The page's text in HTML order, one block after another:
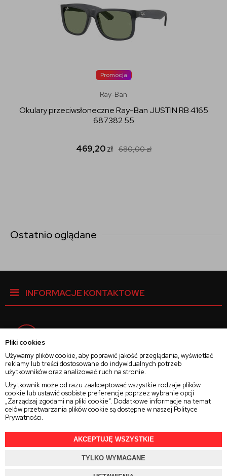
Pliki cookies
Używamy plików cookie, aby poprawić jakość przeglądania, wyświetlać
reklamy lub treści dostosowane do indywidualnych potrzeb
użytkowników oraz analizować ruch na stronie.
Użytkownik może od razu zaakceptować wszystkie rodzaje plików
cookie lub ustawić osobiste preferencje poprzez wybranie opcji
„Zarządzaj zgodami na pliki cookie”. Dodatkowe informacje na temat
celów przetwarzania plików cookie są dostępne w naszej Polityce
Prywatności.
AKCEPTUJĘ WSZYSTKIE
TYLKO WYMAGANE
Promocja
Ray-Ban
Okulary przeciwsłoneczne Ray-Ban JUSTIN RB 4165
687382 55
469,20zł 680,00zł
Ostatnio oglądane
INFORMACJE KONTAKTOWE
Instagram
Twitter
2025 © Wszelkie Prawa ZastrzeżoneRajsoczewek.pl